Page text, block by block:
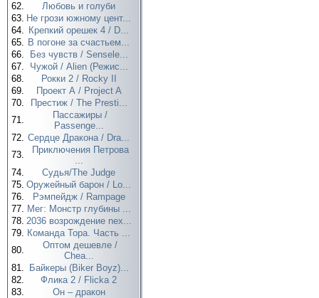
62.
Любовь и голуби
63. Не грози южному цент...
64. Крепкий орешек 4 / D...
65. В погоне за счастьем...
66.
Без чувств / Sensele...
67.
Чужой / Alien (Режис...
68.
Рокки 2 / Rocky II
69.
Проект А / Project A
70.
Престиж / The Presti...
71.
Пассажиры /
Passenge...
72. Сердце Дракона / Dra...
73.
Приключения Петрова
...
74.
Судья/The Judge
75. Оружейный барон / Lo...
76.
Рэмпейдж / Rampage
77. Мег: Монстр глубины ...
78. 2036 возрождение nex...
79. Команда Тора. Часть ...
80.
Оптом дешевле /
Chea...
81.
Байкеры (Biker Boyz)...
82.
Флика 2 / Flicka 2
83.
Он – дракон